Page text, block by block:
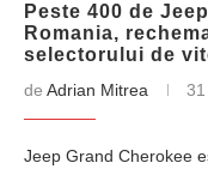
Peste 400 de
Romania,
selectorului de
de Adrian Mitrea
Jeep Grand Cherokee